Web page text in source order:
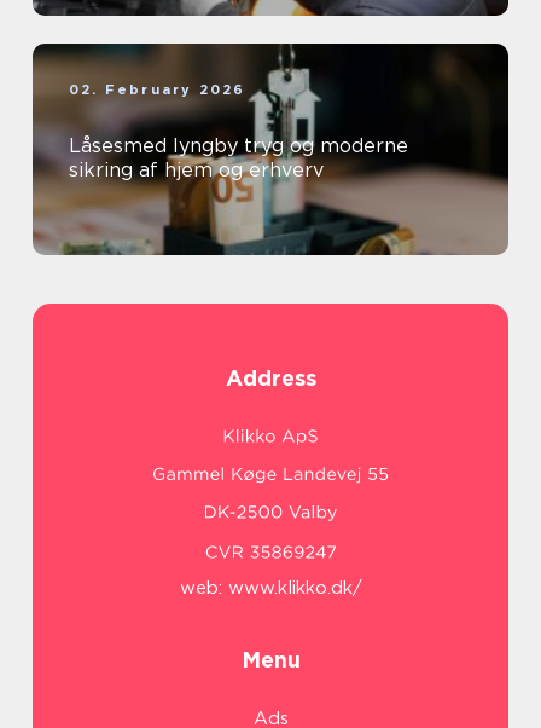
02. February 2026
Låsesmed lyngby tryg og moderne
sikring af hjem og erhverv
Address
web: www.klikko.dk/
Menu
Ads